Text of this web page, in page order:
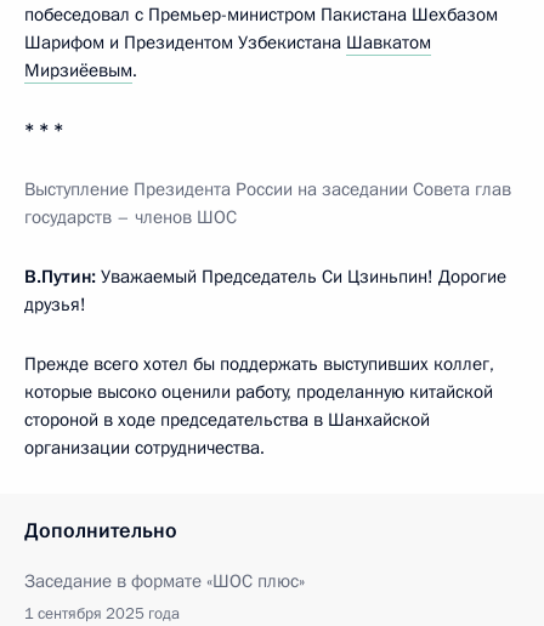
побеседовал с Премьер-министром Пакистана Шехбазом
Шарифом и Президентом Узбекистана Шавкатом
Мирзиёевым.
* * *
Выступление Президента России на заседании Совета глав
государств – членов ШОС
В.Путин: Уважаемый Председатель Си Цзиньпин! Дорогие
друзья!
Прежде всего хотел бы поддержать выступивших коллег,
которые высоко оценили работу, проделанную китайской
стороной в ходе председательства в Шанхайской
организации сотрудничества.
Дополнительно
Заседание в формате «ШОС плюс»
1 сентября 2025 года